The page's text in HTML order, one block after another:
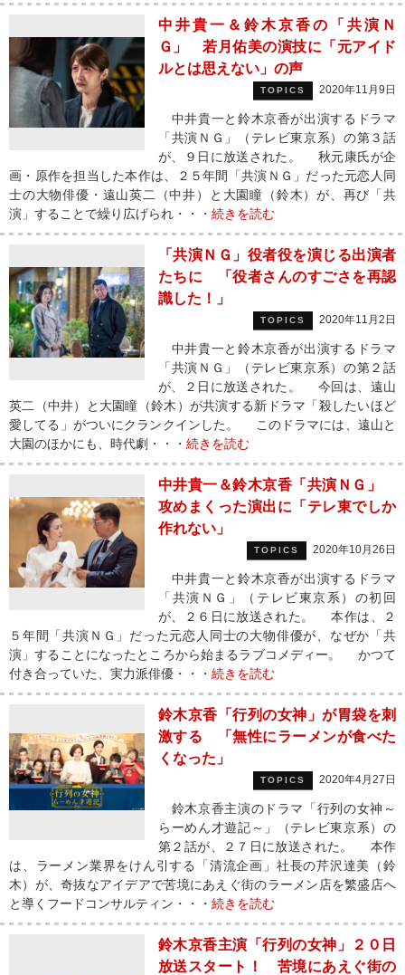
中井貴一＆鈴木京香の「共演Ｎ
Ｇ」 若月佑美の演技に「元アイド
ルとは思えない」の声
TOPICS 2020年11月9日
中井貴一と鈴木京香が出演するドラマ
「共演ＮＧ」（テレビ東京系）の第３話
が、９日に放送された。 秋元康氏が企
画・原作を担当した本作は、２５年間「共演ＮＧ」だった元恋人同
士の大物俳優・遠山英二（中井）と大園瞳（鈴木）が、再び「共
演」することで繰り広げられ・・・ 続きを読む
「共演ＮＧ」役者役を演じる出演者
たちに 「役者さんのすごさを再認
識した！」
TOPICS 2020年11月2日
中井貴一と鈴木京香が出演するドラマ
「共演ＮＧ」（テレビ東京系）の第２話
が、２日に放送された。 今回は、遠山
英二（中井）と大園瞳（鈴木）が共演する新ドラマ「殺したいほど
愛してる」がついにクランクインした。 このドラマには、遠山と
大園のほかにも、時代劇・・・ 続きを読む
中井貴一＆鈴木京香「共演ＮＧ」
攻めまくった演出に「テレ東でしか
作れない」
TOPICS 2020年10月26日
中井貴一と鈴木京香が出演するドラマ
「共演ＮＧ」（テレビ東京系）の初回
が、２６日に放送された。 本作は、２
５年間「共演ＮＧ」だった元恋人同士の大物俳優が、なぜか「共
演」することになったところから始まるラブコメディー。 かつて
付き合っていた、実力派俳優・・・ 続きを読む
鈴木京香「行列の女神」が胃袋を刺
激する 「無性にラーメンが食べた
くなった」
TOPICS 2020年4月27日
鈴木京香主演のドラマ「行列の女神～
らーめん才遊記～」（テレビ東京系）の
第２話が、２７日に放送された。 本作
は、ラーメン業界をけん引する「清流企画」社長の芹沢達美（鈴
木）が、奇抜なアイデアで苦境にあえぐ街のラーメン店を繁盛店へ
と導くフードコンサルティン・・・ 続きを読む
鈴木京香主演「行列の女神」２０日
放送スタート！ 苦境にあえぐ街の